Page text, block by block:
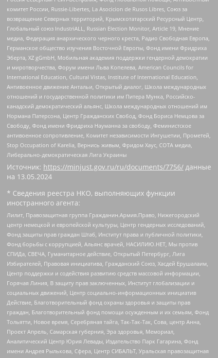
комитет России, Russie-Libertes, La Asocicion de Rusos Libres, Союз за
возвращение Северных территорий, Крымскотатарский Ресурсный Центр,
Глобальный союз IndustriALL, Russian Election Monitor, Article 19, Мнение
медиа, Федерация анархического черного креста, Радио Свободная Европа,
Германское общество изучения Восточной Европы, Фонд имени Фридриха
Эберта, XZ gGmbH, Мобильная академия поддержки гендерной демократии
и миротворчества, Форум имени Льва Копелева, American Councils for
International Education, Cultural Vistas, Institute of International Education,
Антивоенное движение Антальи, Открытый диалог, Школа международных
отношений и государственной политики им Питера Мунка, Российско-
канадский демократический альянс, Школа международных отношений им
Нормана Патерсона, Центр Гражданских Свобод, Фонд Бориса Немцова за
Свободу, Фонд имени Фридриха Науманна за свободу, Феминистское
антивоенное сопротивление, Комитет независимости Ингушетии, Прометей,
Stop Occupation of Karelia, Вернись живым, Фридом Хаус, СОТА медиа,
Либерально-демократическая Лига Украины
Источник: https://minjust.gov.ru/ru/documents/7756/ данные
на 13.05.2024
* Сведения реестра НКО, выполняющих функции
иностранного агента:
Лилит, Правозащитная группа Гражданин.Армия.Право, Нижегородский
центр немецкой и европейской культуры, Центр гендерных исследований,
Фонд защиты прав граждан Штаб, Институт права и публичной политики,
Фонд борьбы с коррупцией, Альянс врачей, НАСИЛИЮ.НЕТ, Мы против
СПИДа, СВЕЧА, Гуманитарное действие, Открытый Петербург, Лига
Избирателей, Правовая инициатива, Гражданский Союз, Хасдей Ерушалаим,
Центр поддержки и содействия развитию средств массовой информации,
Горячая Линия, В защиту прав заключенных, Институт глобализации и
социальных движений, Центр социально-информационных инициатив
Действие, Благотворительный фонд охраны здоровья и защиты прав
граждан, Благотворительный фонд помощи осужденным и их семьям, Фонд
Тольятти, Новое время, Серебряная тайга, Так-Так-Так, Сова, центр Анна,
Проект Апрель, Самарская губерния, Эра здоровья, Мемориал,
Аналитический Центр Юрия Левады, Издательство Парк Гагарина, Фонд
имени Андрея Рылькова, Сфера, Центр СИБАЛЬТ, Уральская правозащитная